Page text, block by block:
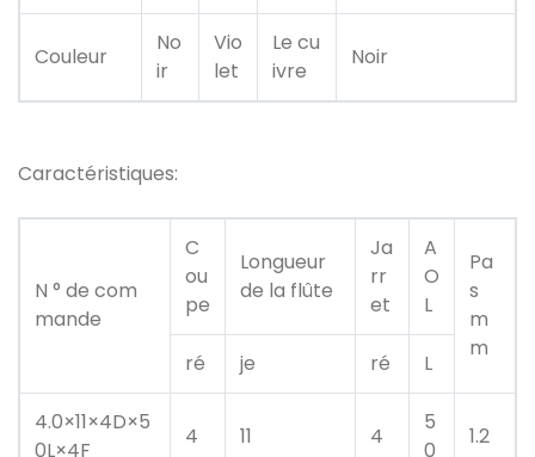
Couleur
No
ir
Vio
let
Le cu
ivre
Noir
Caractéristiques:
N ° de com
mande
C
ou
pe
Longueur
de la flûte
Ja
rr
et
A
O
L
Pa
s
m
m
ré je ré L
4.0×11×4D×5
0L×4F
4 11 4
5
0
1.2